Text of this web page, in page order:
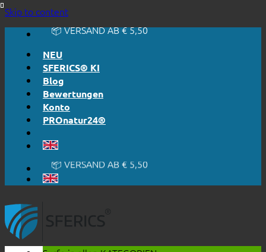
Skip to content🔆 EHRLICH. TRANSPARENT.
📦 VERSAND AB € 5,50
NEU
SFERICS® KI
Blog
Bewertungen
Konto
PROnatur24®
🔆 EINFACH. FUNKTIONIERT.
🔆 EHRLICH. TRANSPARENT.
📦 VERSAND AB € 5,50
🔖 KAUF AUF RECHNUNG